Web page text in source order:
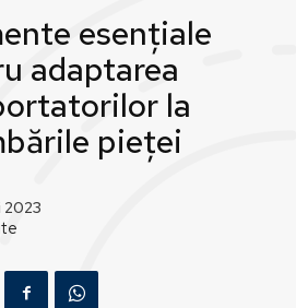
esențiale
adaptarea
la
pieței
2023